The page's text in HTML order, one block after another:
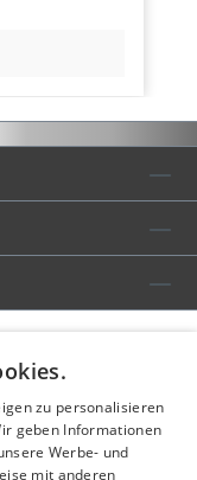
zu personalisieren
geben Informationen
Werbe- und
mit anderen